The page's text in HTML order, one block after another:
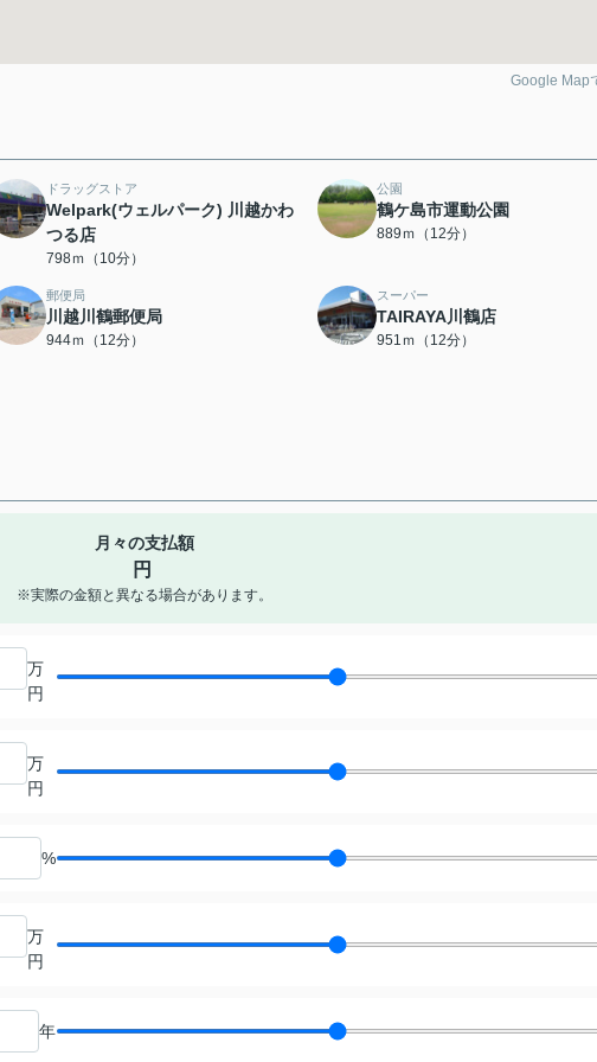
Google Map
ドラッグストア
Welpark(ウェルパーク) 川越かわ
つる店
798ｍ（10分）
公園
鶴ケ島市運動公園
889ｍ（12分）
郵便局
川越川鶴郵便局
944ｍ（12分）
スーパー
TAIRAYA川鶴店
951ｍ（12分）
月々の支払額
円
※実際の金額と異なる場合があります。
万
円
万
円
%
万
円
年